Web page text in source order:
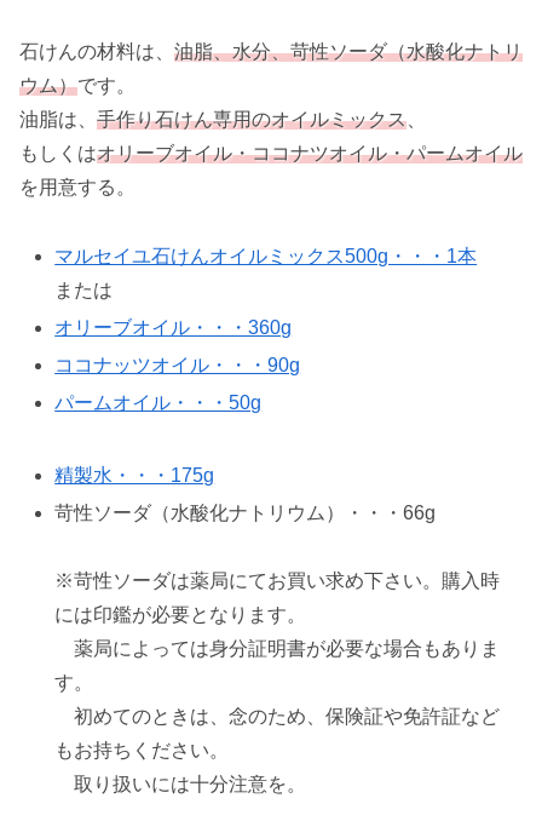
石けんの材料は、 油脂、水分、苛性ソーダ（水酸化ナトリ
ウム）です。
油脂は、 手作り石けん専用のオイルミックス
もしくはオリーブオイル・ココナツオイル・パームオイル
を用意する。
マルセイユ石けんオイルミックス500g・・・1本
または
オリーブオイル・・・360g
ココナッツオイル・・・90g
パームオイル・・・50g
精製水・・・175g
苛性ソーダ（水酸化ナトリウム）・・・66g
※苛性ソーダは薬局にてお買い求め下さい。購入時
には印鑑が必要となります。
薬局によっては身分証明書が必要な場合もありま
す。
初めてのときは、念のため、保険証や免許証など
もお持ちください。
取り扱いには十分注意を。